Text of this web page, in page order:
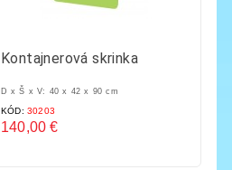
Kontajnerová skrinka
D x Š x V: 40 x 42 x 90 cm
KÓD: 30203
140,00 €